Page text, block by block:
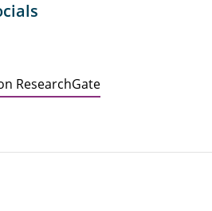
ResearchGate